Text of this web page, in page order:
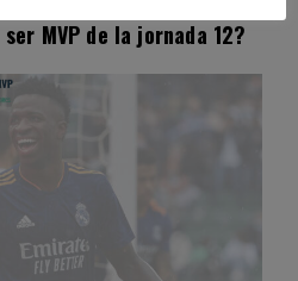
MVP de la jornada 12?